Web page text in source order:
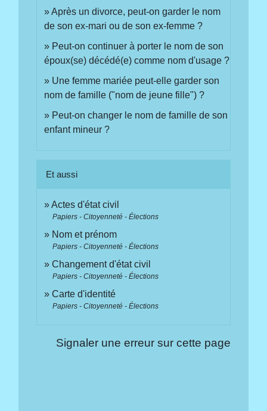
Après un divorce, peut-on garder le nom
de son ex-mari ou de son ex-femme ?
Peut-on continuer à porter le nom de son
époux(se) décédé(e) comme nom d'usage ?
Une femme mariée peut-elle garder son
nom de famille ("nom de jeune fille") ?
Peut-on changer le nom de famille de son
enfant mineur ?
Et aussi
Actes d'état civil
Papiers - Citoyenneté - Élections
Nom et prénom
Papiers - Citoyenneté - Élections
Changement d'état civil
Papiers - Citoyenneté - Élections
Carte d'identité
Papiers - Citoyenneté - Élections
Signaler une erreur sur cette page